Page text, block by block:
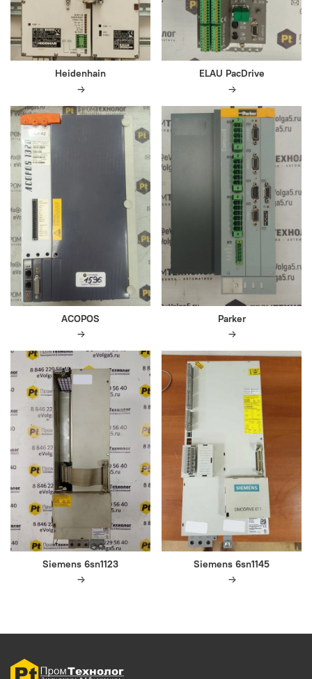
Heidenhain ELAU PacDrive
ACOPOS Parker
Siemens 6sn1123 Siemens 6sn1145